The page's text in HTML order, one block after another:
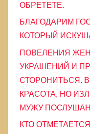
ОБРЕТЕТЕ.
БЛАГОДАРИМ
КОТОРЫЙ
ПОВЕЛЕНИЯ
УКРАШЕНИЙ И
СТОРОНИТЬСЯ.
КРАСОТА, НО
МУЖУ
КТО